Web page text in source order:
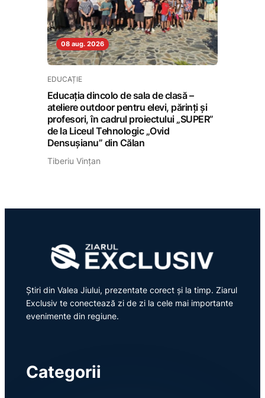
08 aug. 2026
EDUCAȚIE
Educația dincolo de sala de clasă –
ateliere outdoor pentru elevi, părinți și
profesori, în cadrul proiectului „SUPER”
de la Liceul Tehnologic „Ovid
Densușianu” din Călan
Tiberiu Vințan
Știri din Valea Jiului, prezentate corect și la timp. Ziarul
Exclusiv te conectează zi de zi la cele mai importante
evenimente din regiune.
Categorii